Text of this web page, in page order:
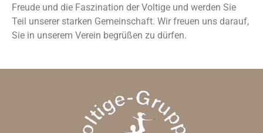
Freude und die Faszination der Voltige und werden Sie
Teil unserer starken Gemeinschaft. Wir freuen uns darauf,
Sie in unserem Verein begrüßen zu dürfen.